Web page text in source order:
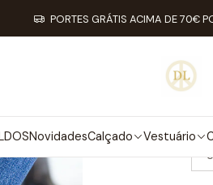
NovidadesCalçado Vestuário
PORTES GRÁTIS ACIMA DE 70€
Início Calçado Sapatos
|